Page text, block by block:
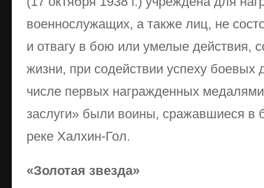
военнослужащих, а также лиц, не
и отвагу в бою или умелые действия,
жизни, при содействии успеху боевых
числе первых награжденных
заслуги» были воины, сражавшиеся в
реке Халхин-Гол.
«Золотая звезда»